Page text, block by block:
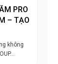
PRO
– TẠO
không